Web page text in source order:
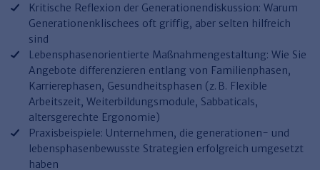
Haufe Arbeitsschutz
Haufe TVöD/TV-L Office
Haufe Immobilien
Kritische Reflexion der Generationendiskussion: Warum
Generationenklischees oft griffig, aber selten hilfreich
sind
Lebensphasenorientierte Maßnahmengestaltung: Wie Sie
Angebote differenzieren entlang von Familienphasen,
Karrierephasen, Gesundheitsphasen (z. B. Flexible
Arbeitszeit, Weiterbildungsmodule, Sabbaticals,
altersgerechte Ergonomie)
Praxisbeispiele: Unternehmen, die generationen- und
lebensphasenbewusste Strategien erfolgreich umgesetzt
haben